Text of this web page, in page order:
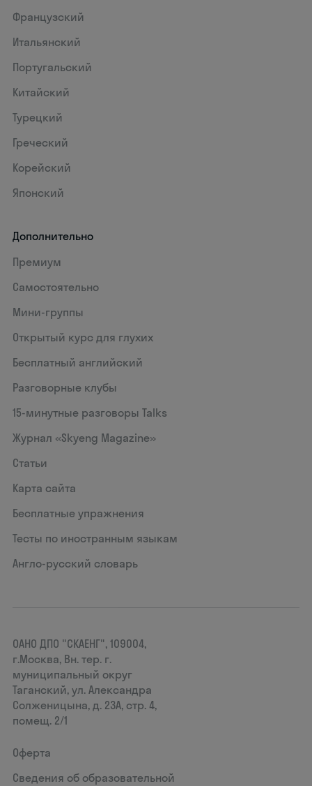
Французский
Итальянский
Португальский
Китайский
Турецкий
Греческий
Корейский
Японский
Дополнительно
Премиум
Самостоятельно
Мини-группы
Открытый курс для глухих
Бесплатный английский
Разговорные клубы
15‑минутные разговоры Talks
Журнал «Skyeng Magazine»
Статьи
Карта сайта
Бесплатные упражнения
Тесты по иностранным языкам
Англо-русский словарь
ОАНО ДПО "СКАЕНГ", 109004,
г.Москва, Вн. тер. г.
муниципальный округ
Таганский, ул. Александра
Солженицына, д. 23А, стр. 4,
помещ. 2/1
Оферта
Сведения об образовательной